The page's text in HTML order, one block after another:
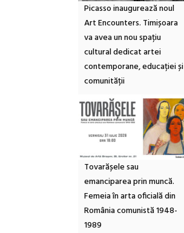
Picasso inaugurează noul
Art Encounters. Timișoara
va avea un nou spațiu
cultural dedicat artei
contemporane, educației și
comunității
Tovarășele sau
emanciparea prin muncă.
Femeia în arta oficială din
România comunistă 1948-
1989